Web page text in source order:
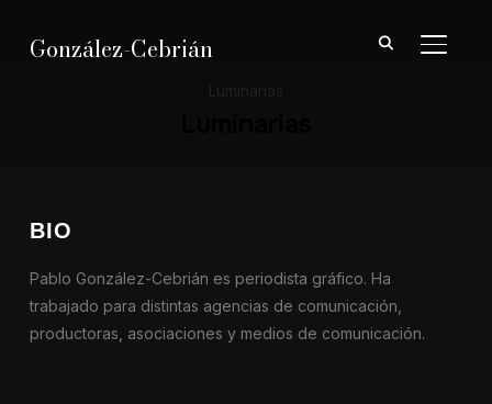
González-Cebrián
BIO
Pablo González-Cebrián es periodista gráfico. Ha
trabajado para distintas agencias de comunicación,
productoras, asociaciones y medios de comunicación.